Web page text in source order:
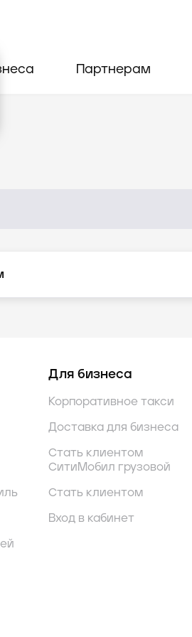
Партнерам
Для бизнеса
Корпоративное такси
Доставка для бизнеса
Стать клиентом
СитиМобил грузовой
Стать клиентом
Вход в кабинет